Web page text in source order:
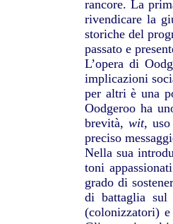
rancore. La
rivendicare la
storiche del
passato e
L’opera di
implicazioni
per altri è una
Oodgeroo ha
brevità,wit, uso
preciso
Nella sua
toni
grado di
di battaglia sul
(colonizzatori)